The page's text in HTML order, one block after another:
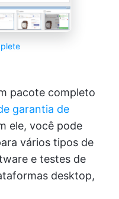
pacote completo
garantia de
ele, você pode
vários tipos de
e testes de
desktop,